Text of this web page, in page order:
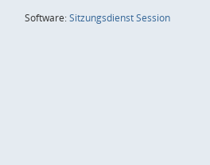
Software:SitzungsdienstSession(Wird in